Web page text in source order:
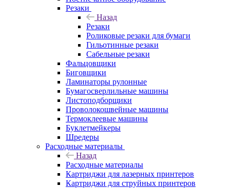
Резаки
Назад
Резаки
Роликовые резаки для бумаги
Гильотинные резаки
Сабельные резаки
Фальцовщики
Биговщики
Ламинаторы рулонные
Бумагосверлильные машины
Листоподборщики
Проволокошвейные машины
Термоклеевые машины
Буклетмейкеры
Шредеры
Расходные материалы
Назад
Расходные материалы
Картриджи для лазерных принтеров
Картриджи для струйных принтеров